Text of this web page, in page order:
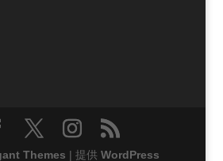
Themes | 提供 WordPress